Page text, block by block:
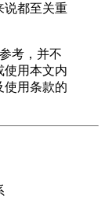
说都至关重
考，并不
使用本文内
使用条款的